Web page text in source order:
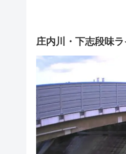
庄内川・下志段味